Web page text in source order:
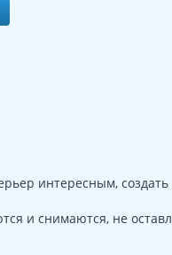
интересным,
и снимаются, не